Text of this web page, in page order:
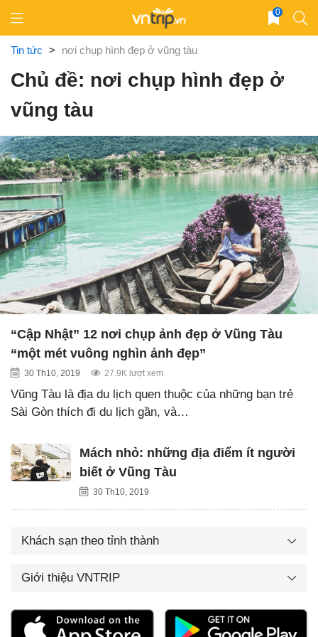
content
0
Tin tức > nơi chụp hình đẹp ở vũng tàu
Chủ đề: nơi chụp hình đẹp ở
vũng tàu
“Cập Nhật” 12 nơi chụp ảnh đẹp ở Vũng Tàu
“một mét vuông nghìn ảnh đẹp”
30 Th10, 2019 27.9K lượt xem
Vũng Tàu là địa du lịch quen thuộc của những bạn trẻ
Sài Gòn thích đi du lịch gần, và…
Mách nhỏ: những địa điểm ít người
biết ở Vũng Tàu
30 Th10, 2019
Khách sạn theo tỉnh thành
Giới thiệu VNTRIP